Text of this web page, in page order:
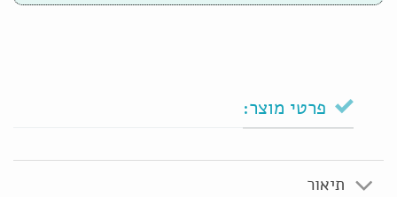
פרטי מוצר:
תיאור